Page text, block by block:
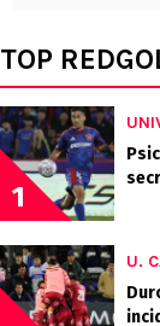
TOP
1
U.